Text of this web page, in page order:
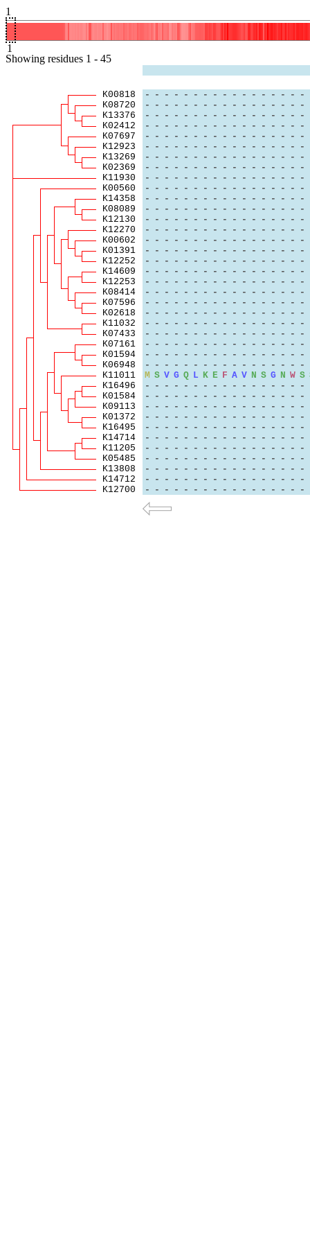
1
1
Showing residues 1 - 45
K00818
K08720
K13376
K02412
K07697
K12923
K13269
K02369
K11930
K00560
K14358
K08089
K12130
K12270
K00602
K01391
K12252
K14609
K12253
K08414
K07596
K02618
K11032
K07433
K07161
K01594
K06948
K11011
K16496
K01584
K09113
K01372
K16495
K14714
K11205
K05485
K13808
K14712
K12700
- - - - - - - - - - - - - - - - -
-
- - - - - - - - - - - - - - - -
-
- - - - - - - - - - - - - - - -
-
- - - - - - - - - - - - - - - -
-
- - - - - - - - - - - - - - - -
-
- - - - - - - - - - - - - - - -
-
- - - - - - - - - - - - - - - -
-
- - - - - - - - - - - - - - - -
-
- - - - - - - - - - - - - - - -
-
- - - - - - - - - - - - - - - -
-
- - - - - - - - - - - - - - - -
-
- - - - - - - - - - - - - - - -
-
- - - - - - - - - - - - - - - -
-
- - - - - - - - - - - - - - - -
-
- - - - - - - - - - - - - - - -
-
- - - - - - - - - - - - - - - -
-
- - - - - - - - - - - - - - - -
-
- - - - - - - - - - - - - - - -
-
- - - - - - - - - - - - - - - -
-
- - - - - - - - - - - - - - - -
-
- - - - - - - - - - - - - - - -
-
- - - - - - - - - - - - - - - -
-
- - - - - - - - - - - - - - - -
-
- - - - - - - - - - - - - - - -
-
- - - - - - - - - - - - - - - -
-
- - - - - - - - - - - - - - - -
-
- - - - - - - - - - - - - - - -
M S V G Q L K E F A V N S G N W S
-
- - - - - - - - - - - - - - - -
-
- - - - - - - - - - - - - - - -
-
- - - - - - - - - - - - - - - -
-
- - - - - - - - - - - - - - - -
-
- - - - - - - - - - - - - - - -
-
- - - - - - - - - - - - - - - -
-
- - - - - - - - - - - - - - - -
-
- - - - - - - - - - - - - - - -
-
- - - - - - - - - - - - - - - -
-
- - - - - - - - - - - - - - - -
-
- - - - - - - - - - - - - - - -